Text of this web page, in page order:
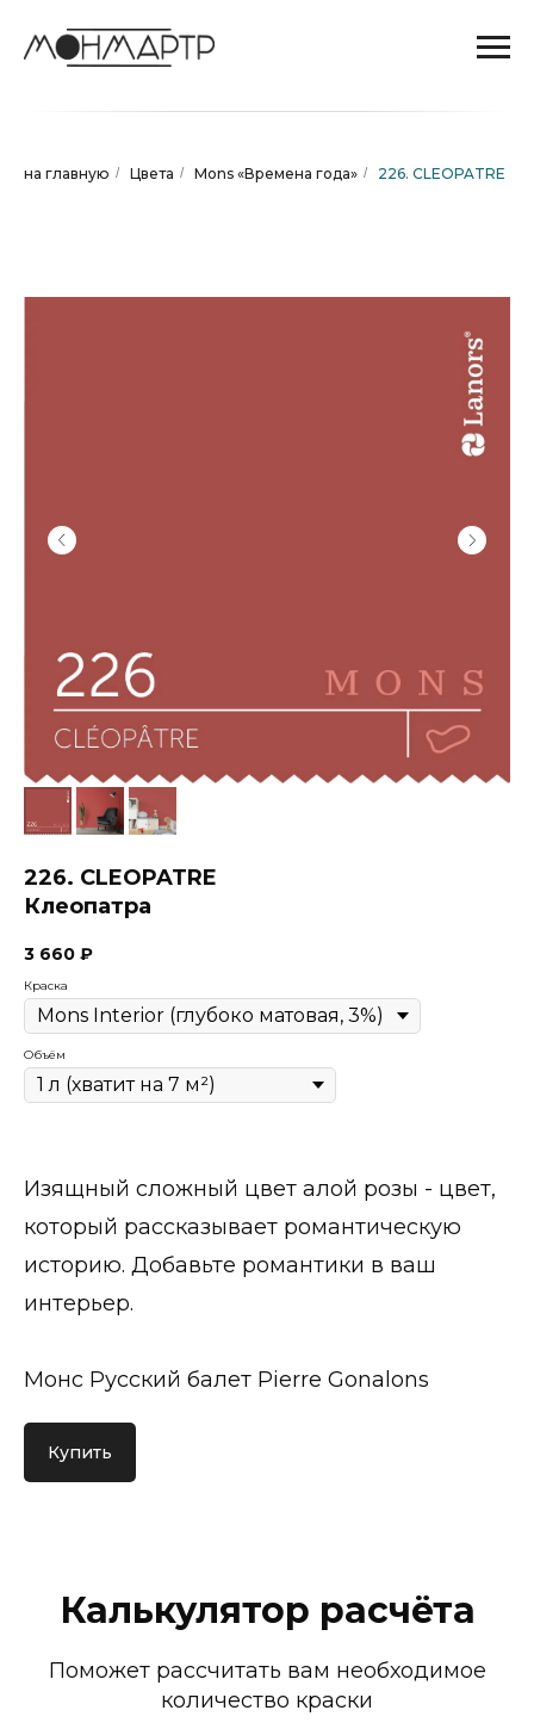
на главную / Цвета / Mons «Времена года» / 226. CLEOPATRE
226. CLEOPATRE
Клеопатра
3 660 ₽
Краска
Объём
Изящный сложный цвет алой розы - цвет,
который рассказывает романтическую
историю. Добавьте романтики в ваш
интерьер.
Монс Русский балет Pierre Gonalons
Купить
Калькулятор расчёта
Поможет рассчитать вам необходимое
количество краски